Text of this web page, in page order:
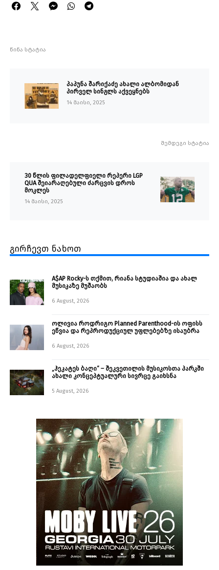
წინა სტატია
პაპუნა შარიქაძე ახალი ალბომიდან
პირველ სინგლს აქვეყნებს
14 მაისი, 2025
შემდეგი სტატია
30 წლის ფილადელფიელი რეპერი LGP
QUA შეიარაღებული ძარცვის დროს
მოკლეს
14 მაისი, 2025
გირჩევთ ნახოთ
A$AP Rocky-ს თქმით, რიანა სტუდიაშია და ახალ
მუსიკაზე მუშაობს
6 August, 2026
ოლივია როდრიგო Planned Parenthood-ის ოფისს
ეწვია და რეპროდუქციულ უფლებებზე ისაუბრა
6 August, 2026
„ჰეკატეს ბაღი“ – შეკვეთილის მუსიკოსთა პარკში
ახალი კონცეპტუალური სივრცე გაიხსნა ￼
5 August, 2026